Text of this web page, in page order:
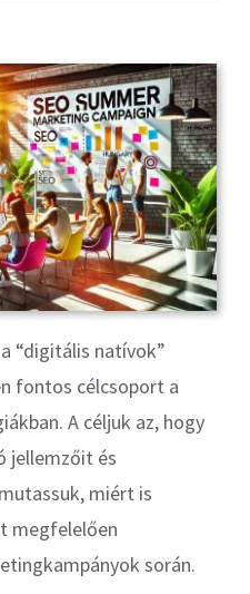
“digitális natívok”
fontos célcsoport a
A céljuk az, hogy
jellemzőit és
miért is
megfelelően
során.